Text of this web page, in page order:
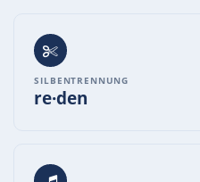
SILBENTRENNUNG
re·den